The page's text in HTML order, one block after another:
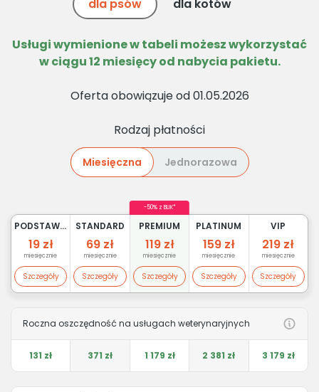
dla psów
dla kotów
Usługi wymienione w tabeli możesz wykorzystać
w ciągu 12 miesięcy od nabycia pakietu.
Oferta obowiązuje od 01.05.2026
Rodzaj płatności
Miesięczna Jednorazowa
PODSTAWOWY
19 zł
miesięcznie
Szczegóły
STANDARD
69 zł
miesięcznie
Szczegóły
-50% z BLIK*
PREMIUM
119 zł
miesięcznie
Szczegóły
PLATINUM
159 zł
miesięcznie
Szczegóły
VIP
219 zł
miesięcznie
Szczegóły
Roczna oszczędność na usługach weterynaryjnych
131 zł 371 zł 1 179 zł 2 381 zł 3 179 zł